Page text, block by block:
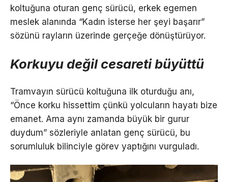
koltuğuna oturan genç sürücü, erkek egemen
meslek alanında “Kadın isterse her şeyi başarır”
sözünü rayların üzerinde gerçeğe dönüştürüyor.
Korkuyu değil cesareti büyüttü
Tramvayın sürücü koltuğuna ilk oturduğu anı,
“Önce korku hissettim çünkü yolcuların hayatı bize
emanet. Ama aynı zamanda büyük bir gurur
duydum” sözleriyle anlatan genç sürücü, bu
sorumluluk bilinciyle görev yaptığını vurguladı.